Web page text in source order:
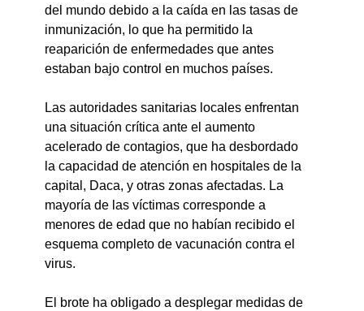
del mundo debido a la caída en las tasas de
inmunización, lo que ha permitido la
reaparición de enfermedades que antes
estaban bajo control en muchos países.
Las autoridades sanitarias locales enfrentan
una situación crítica ante el aumento
acelerado de contagios, que ha desbordado
la capacidad de atención en hospitales de la
capital, Daca, y otras zonas afectadas. La
mayoría de las víctimas corresponde a
menores de edad que no habían recibido el
esquema completo de vacunación contra el
virus.
El brote ha obligado a desplegar medidas de